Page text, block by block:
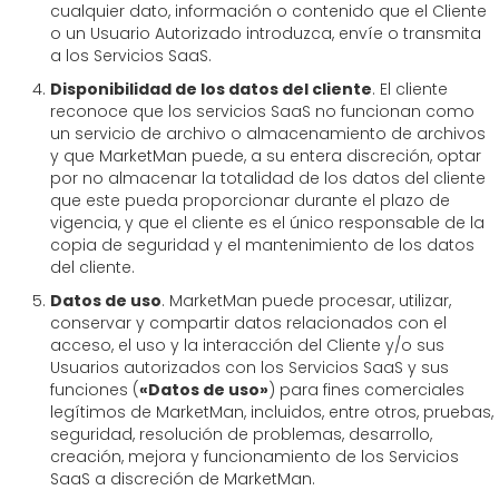
cualquier dato, información o contenido que el Cliente
o un Usuario Autorizado introduzca, envíe o transmita
a los Servicios SaaS.
Disponibilidad de los datos del cliente. El cliente
reconoce que los servicios SaaS no funcionan como
un servicio de archivo o almacenamiento de archivos
y que MarketMan puede, a su entera discreción, optar
por no almacenar la totalidad de los datos del cliente
que este pueda proporcionar durante el plazo de
vigencia, y que el cliente es el único responsable de la
copia de seguridad y el mantenimiento de los datos
del cliente.
Datos de uso. MarketMan puede procesar, utilizar,
conservar y compartir datos relacionados con el
acceso, el uso y la interacción del Cliente y/o sus
Usuarios autorizados con los Servicios SaaS y sus
funciones («Datos de uso») para fines comerciales
legítimos de MarketMan, incluidos, entre otros, pruebas,
seguridad, resolución de problemas, desarrollo,
creación, mejora y funcionamiento de los Servicios
SaaS a discreción de MarketMan.